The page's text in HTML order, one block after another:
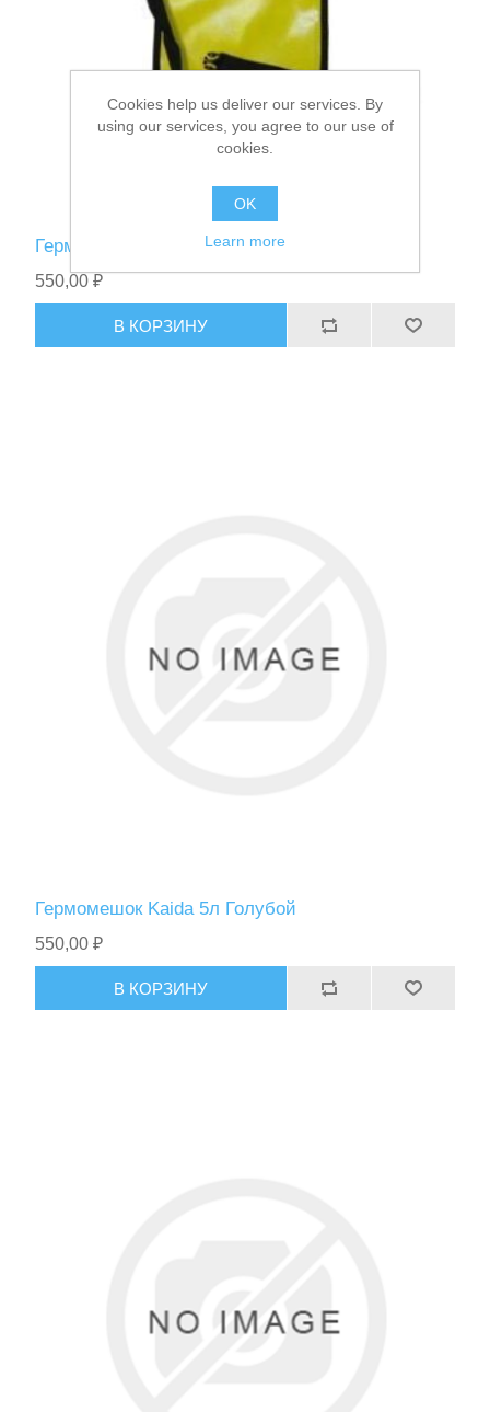
Гермоупаковка поясная
550,00 ₽
В КОРЗИНУ
Гермомешок Kaida 5л Голубой
550,00 ₽
В КОРЗИНУ
Cookies help us deliver our services. By
using our services, you agree to our use of
cookies.
OK
Learn more